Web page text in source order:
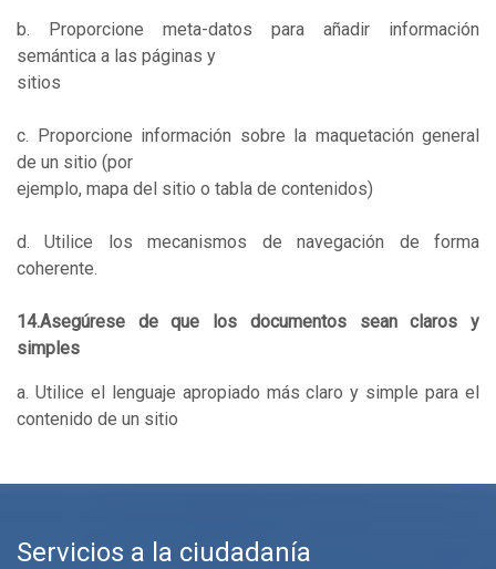
b. Proporcione meta-datos para añadir información
semántica a las páginas y
sitios
c. Proporcione información sobre la maquetación general
de un sitio (por
ejemplo, mapa del sitio o tabla de contenidos)
d. Utilice los mecanismos de navegación de forma
coherente.
14.Asegúrese de que los documentos sean claros y
simples
a. Utilice el lenguaje apropiado más claro y simple para el
contenido de un sitio
Servicios a la ciudadanía